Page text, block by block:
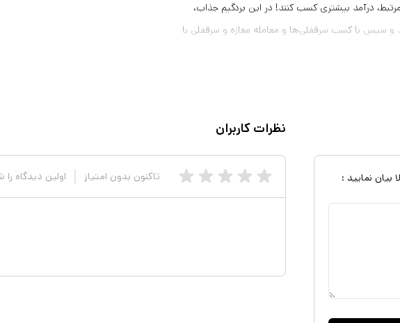
درآمد بیشتری کسب کنند! در این بردگیم جذاب،
و سپس با کسب سرقفلی‌ها و معامله مغازه و سرقفلی با
بیان نمایید :
نظرات کاربران
تاکنون بدون امتیاز اولین دیدگاه